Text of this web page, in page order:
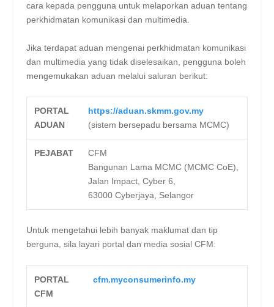
cara kepada pengguna untuk melaporkan aduan tentang
perkhidmatan komunikasi dan multimedia.
Jika terdapat aduan mengenai perkhidmatan komunikasi
dan multimedia yang tidak diselesaikan, pengguna boleh
mengemukakan aduan melalui saluran berikut:
PORTAL
ADUAN
https://aduan.skmm.gov.my
(sistem bersepadu bersama MCMC)
PEJABAT
CFM
Bangunan Lama MCMC (MCMC CoE),
Jalan Impact, Cyber 6,
63000 Cyberjaya, Selangor
Untuk mengetahui lebih banyak maklumat dan tip
berguna, sila layari portal dan media sosial CFM:
PORTAL
CFM
cfm.myconsumerinfo.my